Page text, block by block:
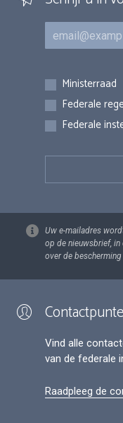
E-mail
Inschrijvingen
Ministerraad
Federale
Federale
Uw e-mailadres
op de nieuwsbrief,
over de
Vind alle
van de federale
Raadpleeg de